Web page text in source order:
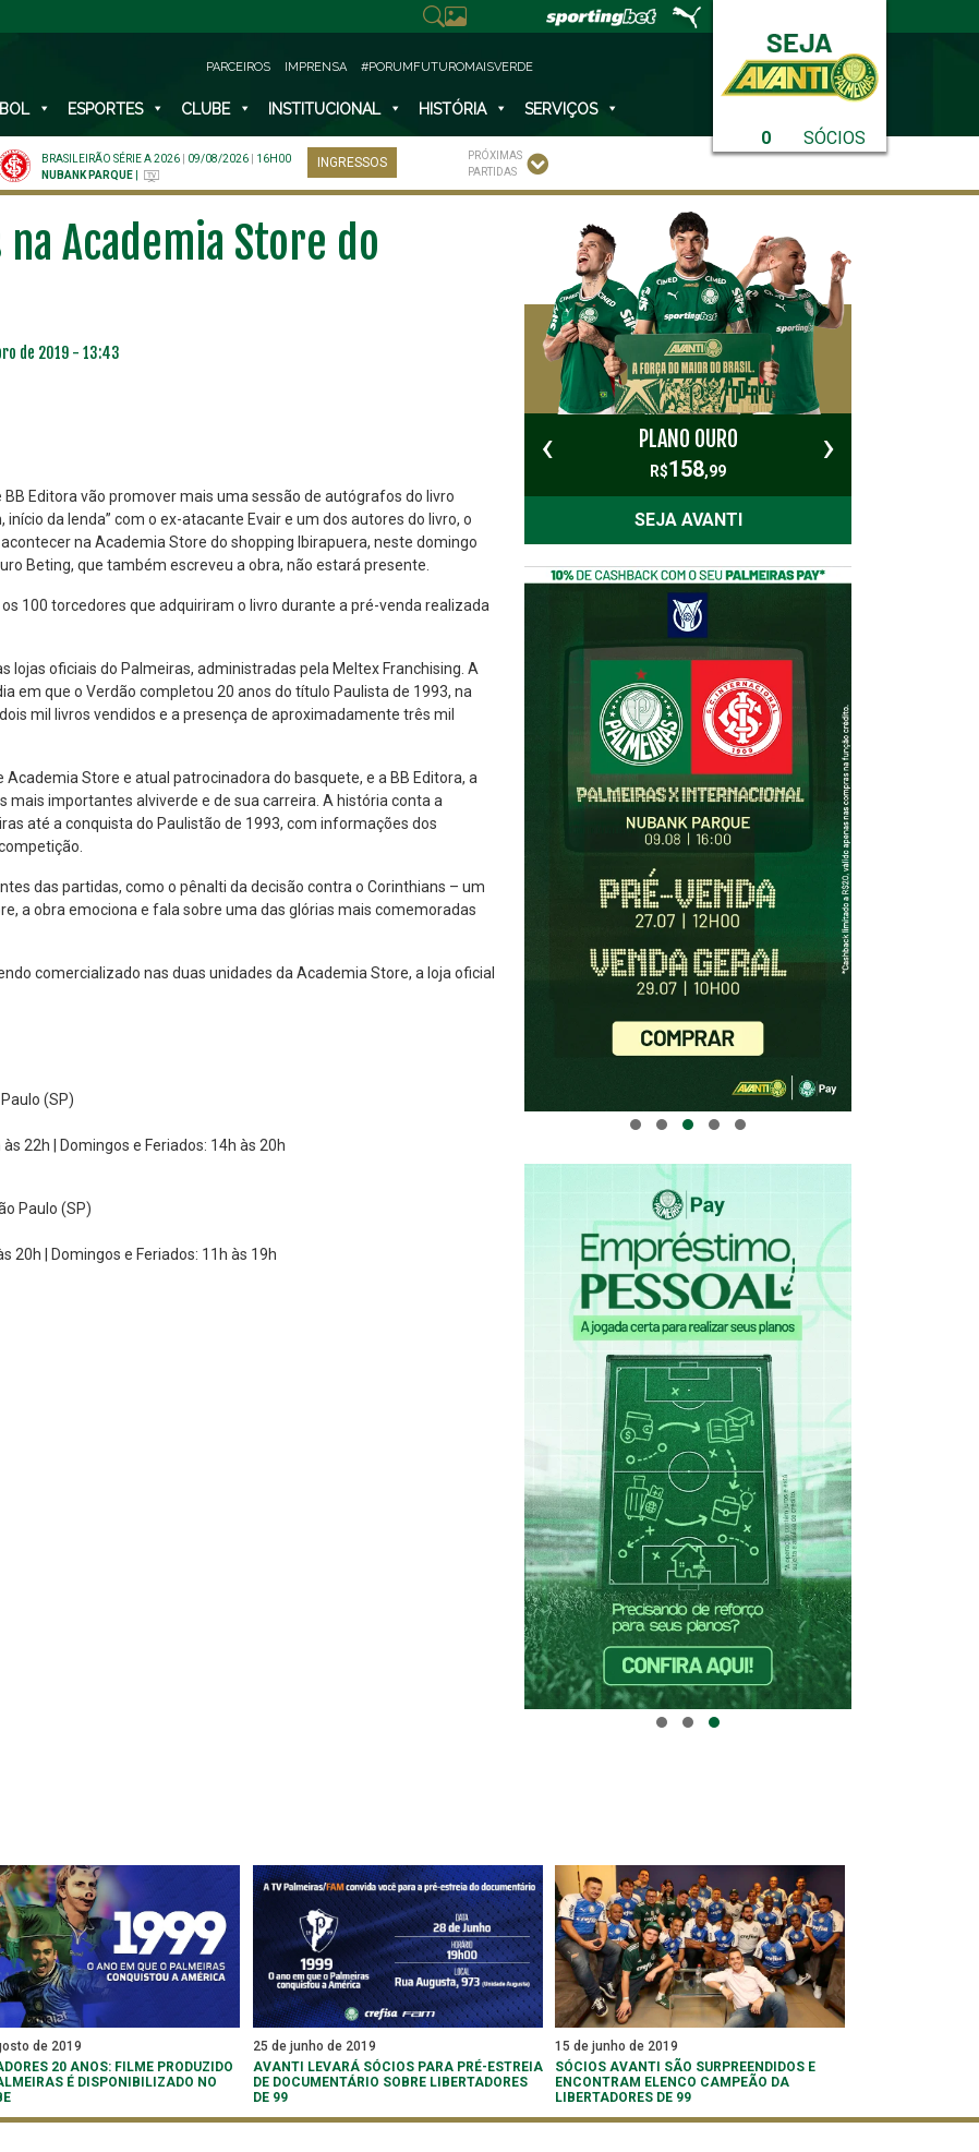
0 SÓCIOS
PARCEIROS IMPRENSA #PORUMFUTUROMAISVERDE
ESPORTES CLUBE INSTITUCIONAL HISTÓRIA SERVIÇOS
BRASILEIRÃO SÉRIE A 2026 09/08/2026
16H00
NUBANK PARQUE
INGRESSOS
PRÓXIMAS
PARTIDAS
Academia Store do
de 2019 - 13:43
Editora vão promover mais uma sessão de autógrafos do livro
da lenda” com o ex-atacante Evair e um dos autores do livro, o
na Academia Store do shopping Ibirapuera, neste domingo
Beting, que também escreveu a obra, não estará presente.
100 torcedores que adquiriram o livro durante a pré-venda realizada
lojas oficiais do Palmeiras, administradas pela Meltex Franchising. A
em que o Verdão completou 20 anos do título Paulista de 1993, na
mil livros vendidos e a presença de aproximadamente três mil
Store e atual patrocinadora do basquete, e a BB Editora, a
mais importantes alviverde e de sua carreira. A história conta a
até a conquista do Paulistão de 1993, com informações dos
das partidas, como o pênalti da decisão contra o Corinthians – um
a obra emociona e fala sobre uma das glórias mais comemoradas
comercializado nas duas unidades da Academia Store, a loja oficial
(SP)
22h | Domingos e Feriados: 14h às 20h
Paulo (SP)
20h | Domingos e Feriados: 11h às 19h
PLANO OURO
R$158,99
‹ ›
SEJA AVANTI
de 2019
20 ANOS: FILME PRODUZIDO
É DISPONIBILIZADO NO
25 de junho de 2019
AVANTI LEVARÁ SÓCIOS PARA PRÉ-ESTREIA
DE DOCUMENTÁRIO SOBRE LIBERTADORES
DE 99
15 de junho de 2019
SÓCIOS AVANTI SÃO SURPREENDIDOS E
ENCONTRAM ELENCO CAMPEÃO DA
LIBERTADORES DE 99